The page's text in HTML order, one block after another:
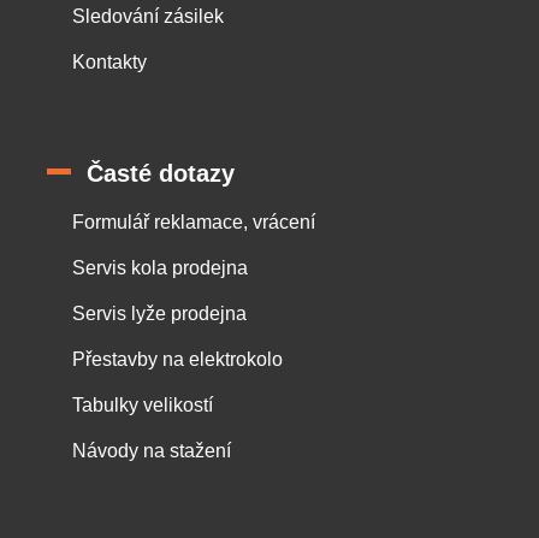
Sledování zásilek
Kontakty
Časté dotazy
Formulář reklamace, vrácení
Servis kola prodejna
Servis lyže prodejna
Přestavby na elektrokolo
Tabulky velikostí
Návody na stažení